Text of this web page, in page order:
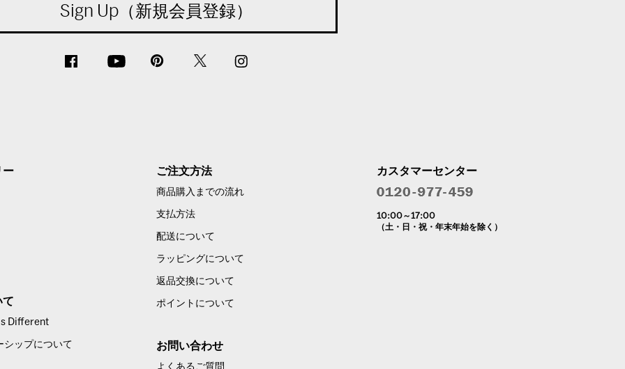
Sign Up（新規会員登録）
ー
て
Different
シップについて
ご注文方法
商品購入までの流れ
支払方法
配送について
ラッピングについて
返品交換について
ポイントについて
お問い合わせ
よくあるご質問
カスタマーセンター
10:00～17:00
（土・日・祝・年末年始を除く）